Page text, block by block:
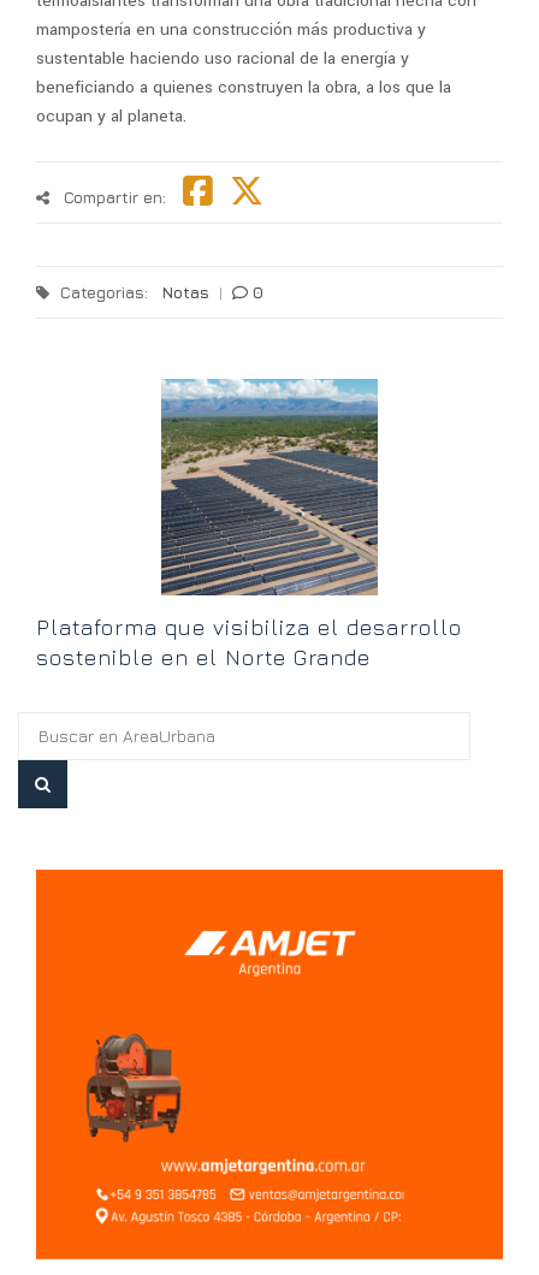
mampostería en una construcción más productiva y
sustentable haciendo uso racional de la energía y
beneficiando a quienes construyen la obra, a los que la
ocupan y al planeta.
Compartir en:
Categorias: Notas | 0
Plataforma que visibiliza el desarrollo
sostenible en el Norte Grande